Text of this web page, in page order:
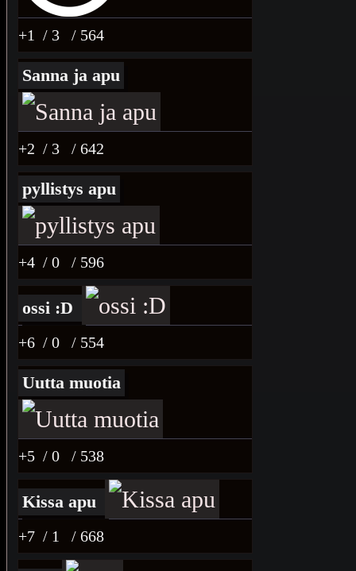
+1 / 3 / 564
Sanna ja apu
+2 / 3 / 642
pyllistys apu
+4 / 0 / 596
ossi :D
+6 / 0 / 554
Uutta muotia
+5 / 0 / 538
Kissa apu
+7 / 1 / 668